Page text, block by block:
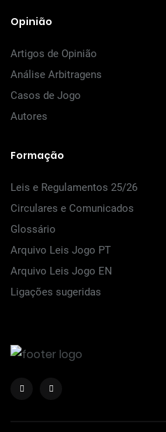
Opinião
Artigos de Opinião
Análise Arbitragens
Casos de Jogo
Autores
Formação
Leis e Regulamentos 25/26
Circulares e Comunicados
Glossário
Arquivo Leis Jogo PT
Arquivo Leis Jogo EN
Ligações sugeridas